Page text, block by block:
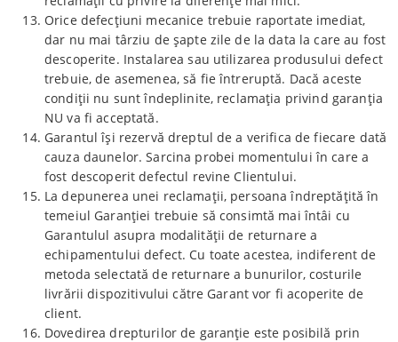
Orice defecțiuni mecanice trebuie raportate imediat,
dar nu mai târziu de șapte zile de la data la care au fost
descoperite. Instalarea sau utilizarea produsului defect
trebuie, de asemenea, să fie întreruptă. Dacă aceste
condiții nu sunt îndeplinite, reclamația privind garanția
NU va fi acceptată.
Garantul își rezervă dreptul de a verifica de fiecare dată
cauza daunelor. Sarcina probei momentului în care a
fost descoperit defectul revine Clientului.
La depunerea unei reclamații, persoana îndreptățită în
temeiul Garanției trebuie să consimtă mai întâi cu
Garantulul asupra modalității de returnare a
echipamentului defect. Cu toate acestea, indiferent de
metoda selectată de returnare a bunurilor, costurile
livrării dispozitivului către Garant vor fi acoperite de
client.
Dovedirea drepturilor de garanție este posibilă prin